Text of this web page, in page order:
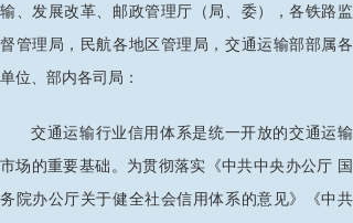
输、发展改革、邮政管理厅（局、委），各铁路监
督管理局，民航各地区管理局，交通运输部部属各
单位、部内各司局：
交通运输行业信用体系是统一开放的交通运输
市场的重要基础。为贯彻落实《中共中央办公厅 国
务院办公厅关于健全社会信用体系的意见》《中共